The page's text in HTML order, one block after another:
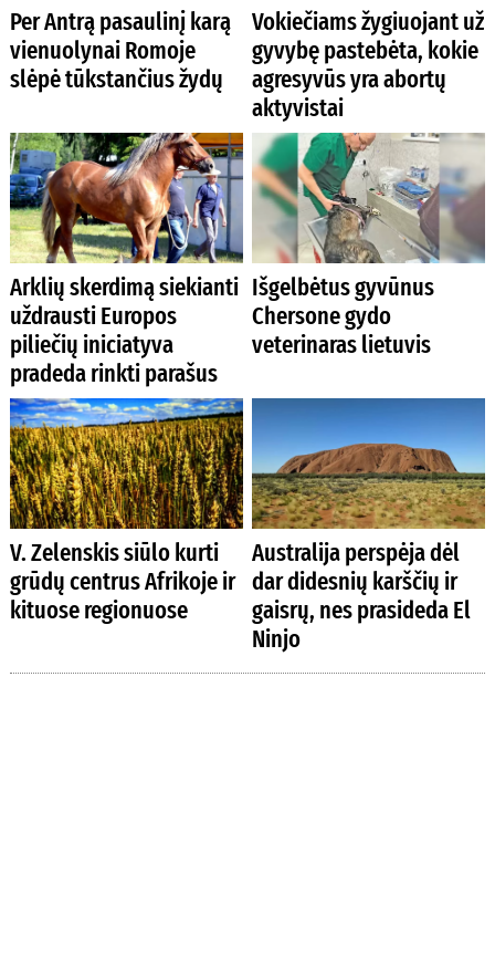
Per Antrą pasaulinį karą
vienuolynai Romoje
slėpė tūkstančius žydų
Vokiečiams žygiuojant už
gyvybę pastebėta, kokie
agresyvūs yra abortų
aktyvistai
Arklių skerdimą siekianti
uždrausti Europos
piliečių iniciatyva
pradeda rinkti parašus
Išgelbėtus gyvūnus
Chersone gydo
veterinaras lietuvis
V. Zelenskis siūlo kurti
grūdų centrus Afrikoje ir
kituose regionuose
Australija perspėja dėl
dar didesnių karščių ir
gaisrų, nes prasideda El
Ninjo